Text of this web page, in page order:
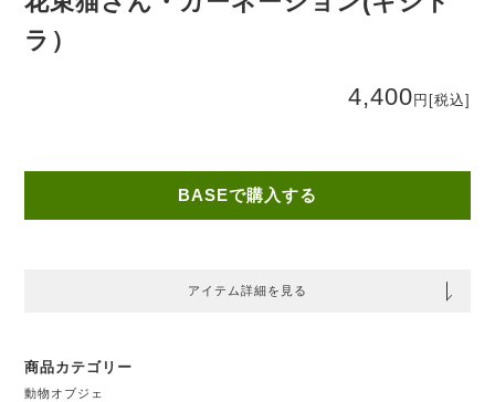
ラ）
4,400円 [税込]
BASEで購入する
アイテム詳細を見る
商品カテゴリー
動物オブジェ